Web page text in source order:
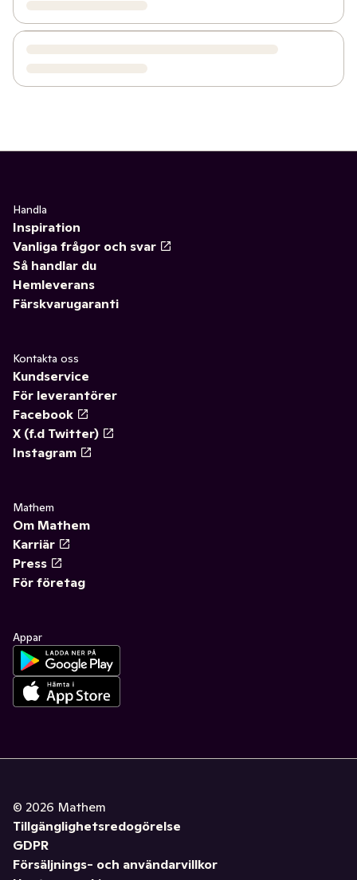
Handla
Inspiration
Vanliga frågor och svar
Så handlar du
Hemleverans
Färskvarugaranti
Kontakta oss
Kundservice
För leverantörer
Facebook
X (f.d Twitter)
Instagram
Mathem
Om Mathem
Karriär
Press
För företag
Appar
© 2026 Mathem
Tillgänglighetsredogörelse
GDPR
Försäljnings- och användarvillkor